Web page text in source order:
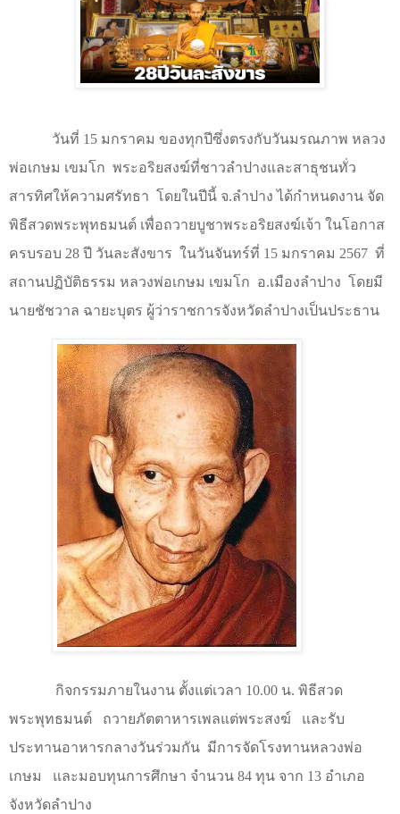
วันที่ 15 มกราคม ของทุกปีซึ่งตรงกับวันมรณภาพ หลวง
พ่อเกษม เขมโก พระอริยสงฆ์ที่ชาวลำปางและสาธุชนทั่ว
สารทิศให้ความศรัทธา โดยในปีนี้ จ.ลำปาง ได้กำหนดงาน จัด
พิธีสวดพระพุทธมนต์ เพื่อถวายบูชาพระอริยสงฆ์เจ้า ในโอกาส
ครบรอบ 28 ปี วันละสังขาร ในวันจันทร์ที่ 15 มกราคม 2567 ที่
สถานปฏิบัติธรรม หลวงพ่อเกษม เขมโก อ.เมืองลำปาง โดยมี
นายชัชวาล ฉายะบุตร ผู้ว่าราชการจังหวัดลำปางเป็นประธาน
กิจกรรมภายในงาน ตั้งแต่เวลา 10.00 น. พิธีสวด
พระพุทธมนต์
ถวายภัตตาหารเพลแต่พระสงฆ์
และรับ
ประทานอาหารกลางวันร่วมกัน มีการจัดโรงทานหลวงพ่อ
เกษม
และมอบทุนการศึกษา จำนวน 84 ทุน จาก 13 อำเภอ
จังหวัดลำปาง